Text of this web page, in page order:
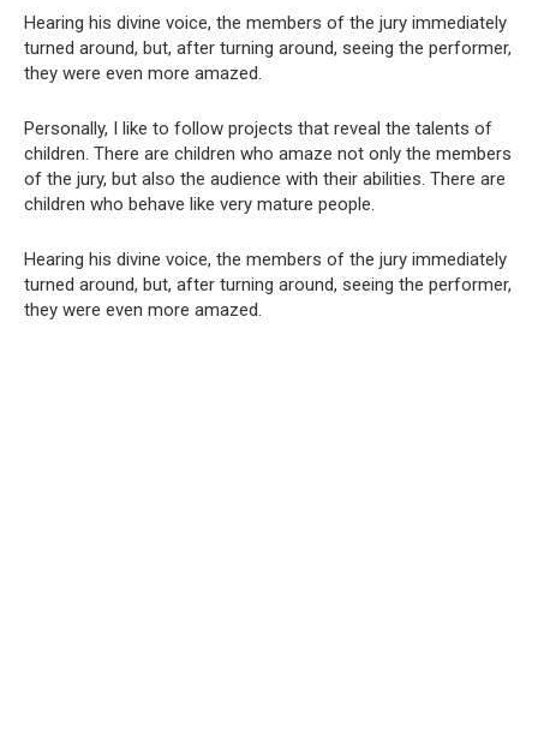
Hearing his divine voice, the members of the jury immediately
turned around, but, after turning around, seeing the performer,
they were even more amazed.
Personally, I like to follow projects that reveal the talents of
children. There are children who amaze not only the members
of the jury, but also the audience with their abilities. There are
children who behave like very mature people.
Hearing his divine voice, the members of the jury immediately
turned around, but, after turning around, seeing the performer,
they were even more amazed.